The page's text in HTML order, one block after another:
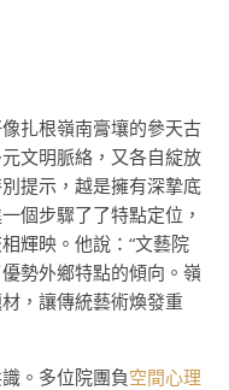
扎根嶺南膏壤的參天古
文明脈絡，又各自綻放
提示，越是擁有深摯底
個步驟了了特點定位，
輝映。他說：“文藝院
勢外鄉特點的傾向。嶺
，讓傳統藝術煥發重
。多位院團負空間心理